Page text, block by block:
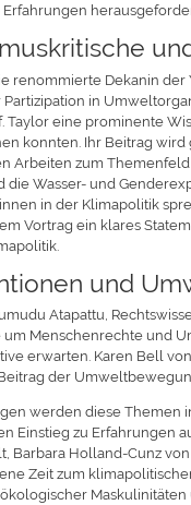
renommierte Dekanin
in
Taylor eine prominente
konnten. Ihr Beitrag
Arbeiten zum
Wasser- und
in der Klimapolitik
Vortrag ein klares
und
Atapattu,
um Menschenrechte und
erwarten. Karen Bell
der
werden diese
Einstieg zu
Barbara Holland-Cunz
Zeit zum